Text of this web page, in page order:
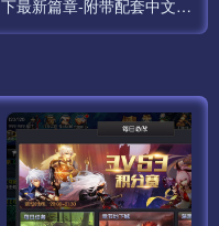
下最新篇章-附带配套中文表
能GM授权后台-安卓版本！